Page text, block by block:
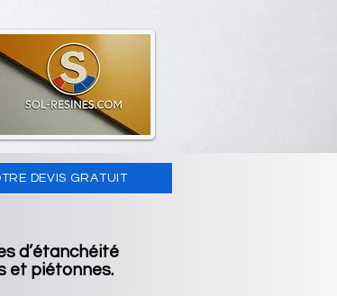
DEVIS GRATUIT
d’étanchéité
et piétonnes.